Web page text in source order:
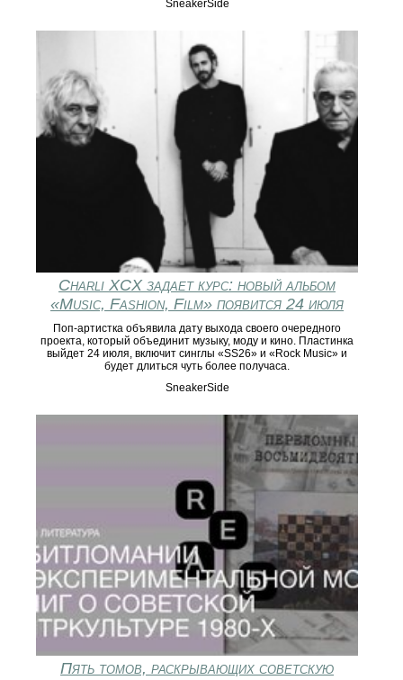
SneakerSide
Charli XCX задает курс: новый альбом
«Music, Fashion, Film» появится 24 июля
Поп-артистка объявила дату выхода своего очередного
проекта, который объединит музыку, моду и кино. Пластинка
выйдет 24 июля, включит синглы «SS26» и «Rock Music» и
будет длиться чуть более получаса.
SneakerSide
Пять томов, раскрывающих советскую